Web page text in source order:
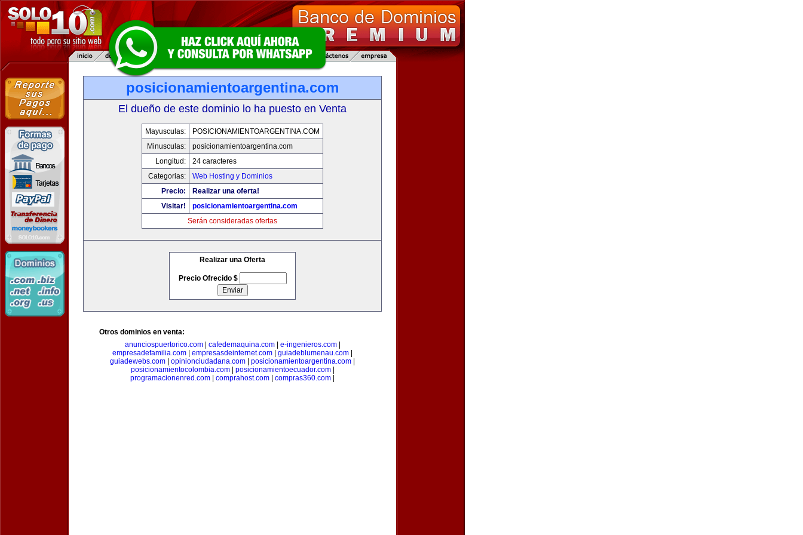
posicionamientoargentina.com
El dueño de este dominio lo ha puesto en Venta
Mayusculas:
POSICIONAMIENTOARGENTINA.COM
Minusculas:
posicionamientoargentina.com
Longitud:
24 caracteres
Categorias:
Web Hosting y Dominios
Precio:
Realizar una oferta!
Visitar!
posicionamientoargentina.com
Serán consideradas ofertas
Realizar una Oferta
Precio Ofrecido $
Otros dominios en venta:
anunciospuertorico.com| cafedemaquina.com| e-ingenieros.com|
empresadefamilia.com
empresasdeinternet.com guiadeblumenau.com
guiadewebs.com
opinionciudadana.com posicionamientoargentina.com
posicionamientocolombia.com| posicionamientoecuador.com|
programacionenred.com
comprahost.com compras360.com